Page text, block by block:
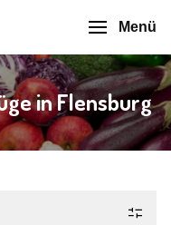
Menü
in Flensburg